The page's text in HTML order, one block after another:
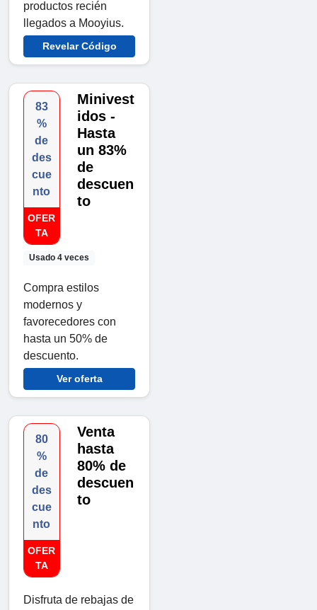
productos recién
llegados a Mooyius.
Revelar Código
83
%
de
des
cue
nto
OFER
TA
Usado 4 veces
Minivest
idos -
Hasta
un 83%
de
descuen
to
Compra estilos
modernos y
favorecedores con
hasta un 50% de
descuento.
Ver oferta
80
%
de
des
cue
nto
OFER
TA
Venta
hasta
80% de
descuen
to
Disfruta de rebajas de